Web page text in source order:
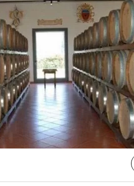
San Valentino